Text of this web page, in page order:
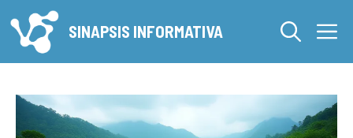
al
contenido
SINAPSIS INFORMATIVA